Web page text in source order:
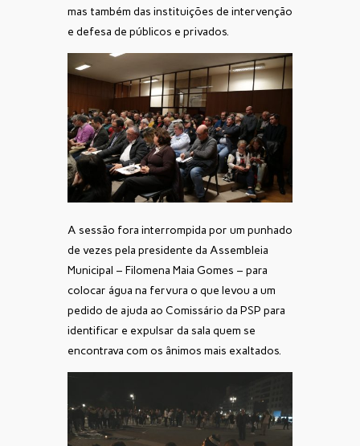
mas também das instituições de intervenção
e defesa de públicos e privados.
A sessão fora interrompida por um punhado
de vezes pela presidente da Assembleia
Municipal – Filomena Maia Gomes – para
colocar água na fervura o que levou a um
pedido de ajuda ao Comissário da PSP para
identificar e expulsar da sala quem se
encontrava com os ânimos mais exaltados.